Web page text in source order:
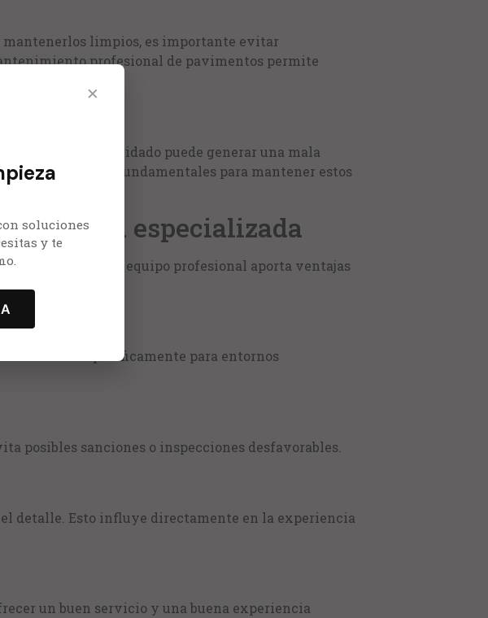
mantenerlos limpios, es importante evitar
profesional de pavimentos permite
Un baño descuidado puede generar una mala
adecuada son fundamentales para mantener estos
limpieza especializada
contar con un equipo profesional aporta ventajas
diseñadas específicamente para entornos
posibles sanciones o inspecciones desfavorables.
detalle. Esto influye directamente en la experiencia
un buen servicio y una buena experiencia
×
soluciones
y te